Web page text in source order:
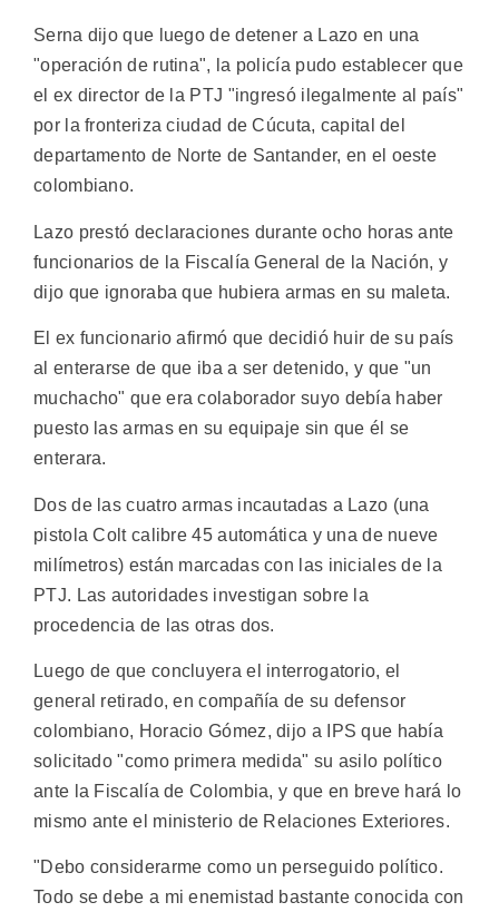
Serna dijo que luego de detener a Lazo en una
"operación de rutina", la policía pudo establecer que
el ex director de la PTJ "ingresó ilegalmente al país"
por la fronteriza ciudad de Cúcuta, capital del
departamento de Norte de Santander, en el oeste
colombiano.
Lazo prestó declaraciones durante ocho horas ante
funcionarios de la Fiscalía General de la Nación, y
dijo que ignoraba que hubiera armas en su maleta.
El ex funcionario afirmó que decidió huir de su país
al enterarse de que iba a ser detenido, y que "un
muchacho" que era colaborador suyo debía haber
puesto las armas en su equipaje sin que él se
enterara.
Dos de las cuatro armas incautadas a Lazo (una
pistola Colt calibre 45 automática y una de nueve
milímetros) están marcadas con las iniciales de la
PTJ. Las autoridades investigan sobre la
procedencia de las otras dos.
Luego de que concluyera el interrogatorio, el
general retirado, en compañía de su defensor
colombiano, Horacio Gómez, dijo a IPS que había
solicitado "como primera medida" su asilo político
ante la Fiscalía de Colombia, y que en breve hará lo
mismo ante el ministerio de Relaciones Exteriores.
"Debo considerarme como un perseguido político.
Todo se debe a mi enemistad bastante conocida con